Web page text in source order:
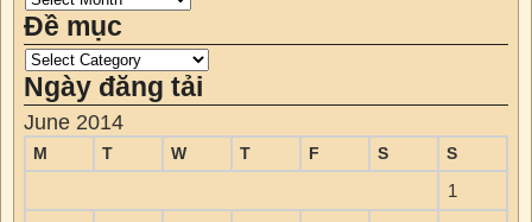
Đề mục
Ngày đăng tải
June 2014
M T W T F S S
1